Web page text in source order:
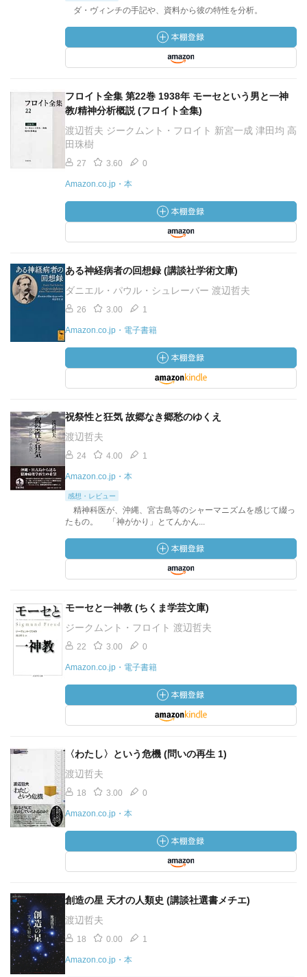
ダ・ヴィンチの手記や、資料から彼の特性を分析。
フロイト全集 第22巻 1938年 モーセという男と一神
教/精神分析概説 (フロイト全集)
渡辺哲夫 ジークムント・フロイト 新宮一成 津田均 高
田珠樹
27 3.60 0
Amazon.co.jp・本
ある神経病者の回想録 (講談社学術文庫)
ダニエル・パウル・シュレーバー 渡辺哲夫
26 3.00 1
Amazon.co.jp・電子書籍
祝祭性と狂気 故郷なき郷愁のゆくえ
渡辺哲夫
24 4.00 1
Amazon.co.jp・本
感想・レビュー
精神科医が、沖縄、宮古島等のシャーマニズムを感じて綴っ
たもの。 「神がかり」とてんかん...
モーセと一神教 (ちくま学芸文庫)
ジークムント・フロイト 渡辺哲夫
22 3.00 0
Amazon.co.jp・電子書籍
〈わたし〉という危機 (問いの再生 1)
渡辺哲夫
18 3.00 0
Amazon.co.jp・本
創造の星 天才の人類史 (講談社選書メチエ)
渡辺哲夫
18 0.00 1
Amazon.co.jp・本